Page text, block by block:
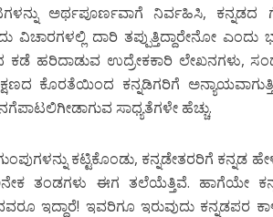
ಅರ್ಥಪೂರ್ಣವಾಗೆ ನಿರ್ವಹಿಸಿ,
ವಿಚಾರಗಳಲ್ಲಿ ದಾರಿ ತಪ್ಪುತ್ತಿದ್ದಾರೇನೋ
ಕಡೆ ಹರಿದಾಡುವ ಉದ್ರೇಕಕಾರಿ ಲೇಖನಗಳು,
ಕೊರತೆಯಿಂದ ಕನ್ನಡಿಗರಿಗೆ
ಸಾಧ್ಯತೆಗಳೇ ಹೆಚ್ಚು.
ಕಟ್ಟಿಕೊಂಡು, ಕನ್ನಡೇತರರಿಗೆ ಕನ್ನಡ
ತಂಡಗಳು ಈಗ ತಲೆಯೆತ್ತಿವೆ. ಹಾಗೆಯೇ
ಇದ್ದಾರೆ! ಇವರಿಗೂ ಇರುವುದು